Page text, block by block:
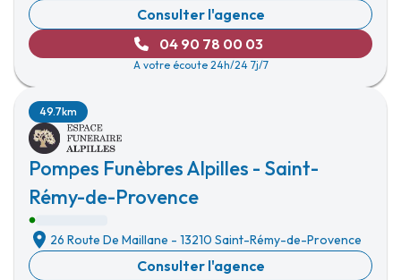
Consulter l'agence
04 90 78 00 03
A votre écoute 24h/24 7j/7
Pompes Funèbres Alpilles - Saint-
Rémy-de-Provence
49.7km
26 Route De Maillane - 13210 Saint-Rémy-de-Provence
Consulter l'agence